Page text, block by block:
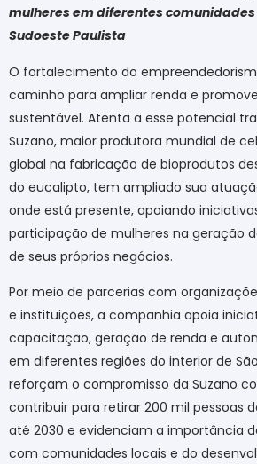
mulheres em diferentes
Sudoeste Paulista
O fortalecimento do
caminho para ampliar renda e
sustentável. Atenta a esse potencial
Suzano, maior produtora mundial de
global na fabricação de bioprodutos
do eucalipto, tem ampliado sua
onde está presente, apoiando
participação de mulheres na geração
de seus próprios negócios.
Por meio de parcerias com
e instituições, a companhia apoia
capacitação, geração de renda e
em diferentes regiões do interior de
reforçam o compromisso da Suzano
contribuir para retirar 200 mil pessoas
até 2030 e evidenciam a importância
com comunidades locais e do